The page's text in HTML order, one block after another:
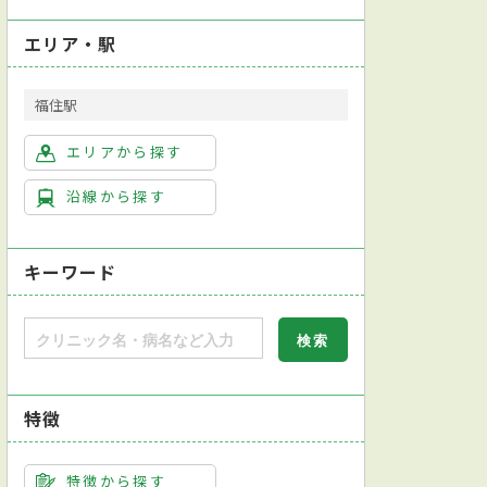
エリア・駅
福住駅
エリアから探す
沿線から探す
キーワード
特徴
特徴から探す